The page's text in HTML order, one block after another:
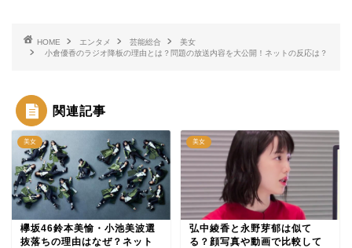
HOME エンタメ 芸能総合
美女
小倉優香のラジオ降板の理由とは？問題の放送内容を大公開！ネットの反応は？
関連記事
美女
欅坂46鈴本美愉・小池美波選
抜落ちの理由はなぜ？ネット
美女
弘中綾香と永野芽郁は似て
る？顔写真や動画で比較して